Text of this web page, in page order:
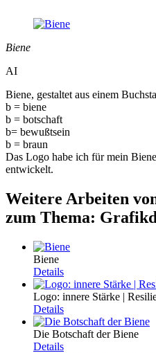
Biene
AI
Biene, gestaltet aus einem
b = biene
b = botschaft
b= bewußtsein
b = braun
Das Logo habe ich für mein
entwickelt.
Weitere Arbeiten
zum Thema:
Biene
Details
Logo: innere Stärke |
Details
Die Botschaft der Biene
Details